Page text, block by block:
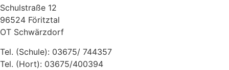
Schulstraße 12
96524 Föritztal
OT Schwärzdorf
Tel. (Schule): 03675/ 744357
Tel. (Hort): 03675/400394